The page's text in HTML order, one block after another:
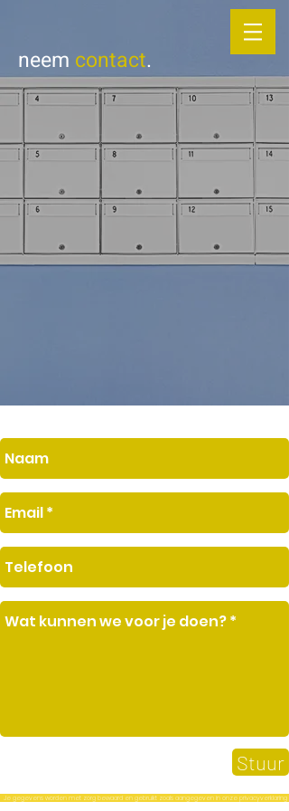
neem contact.
Stuur
Je gegevens worden met zorg bewaard en gebruikt zoals aangegeven in onze privacyverklaring